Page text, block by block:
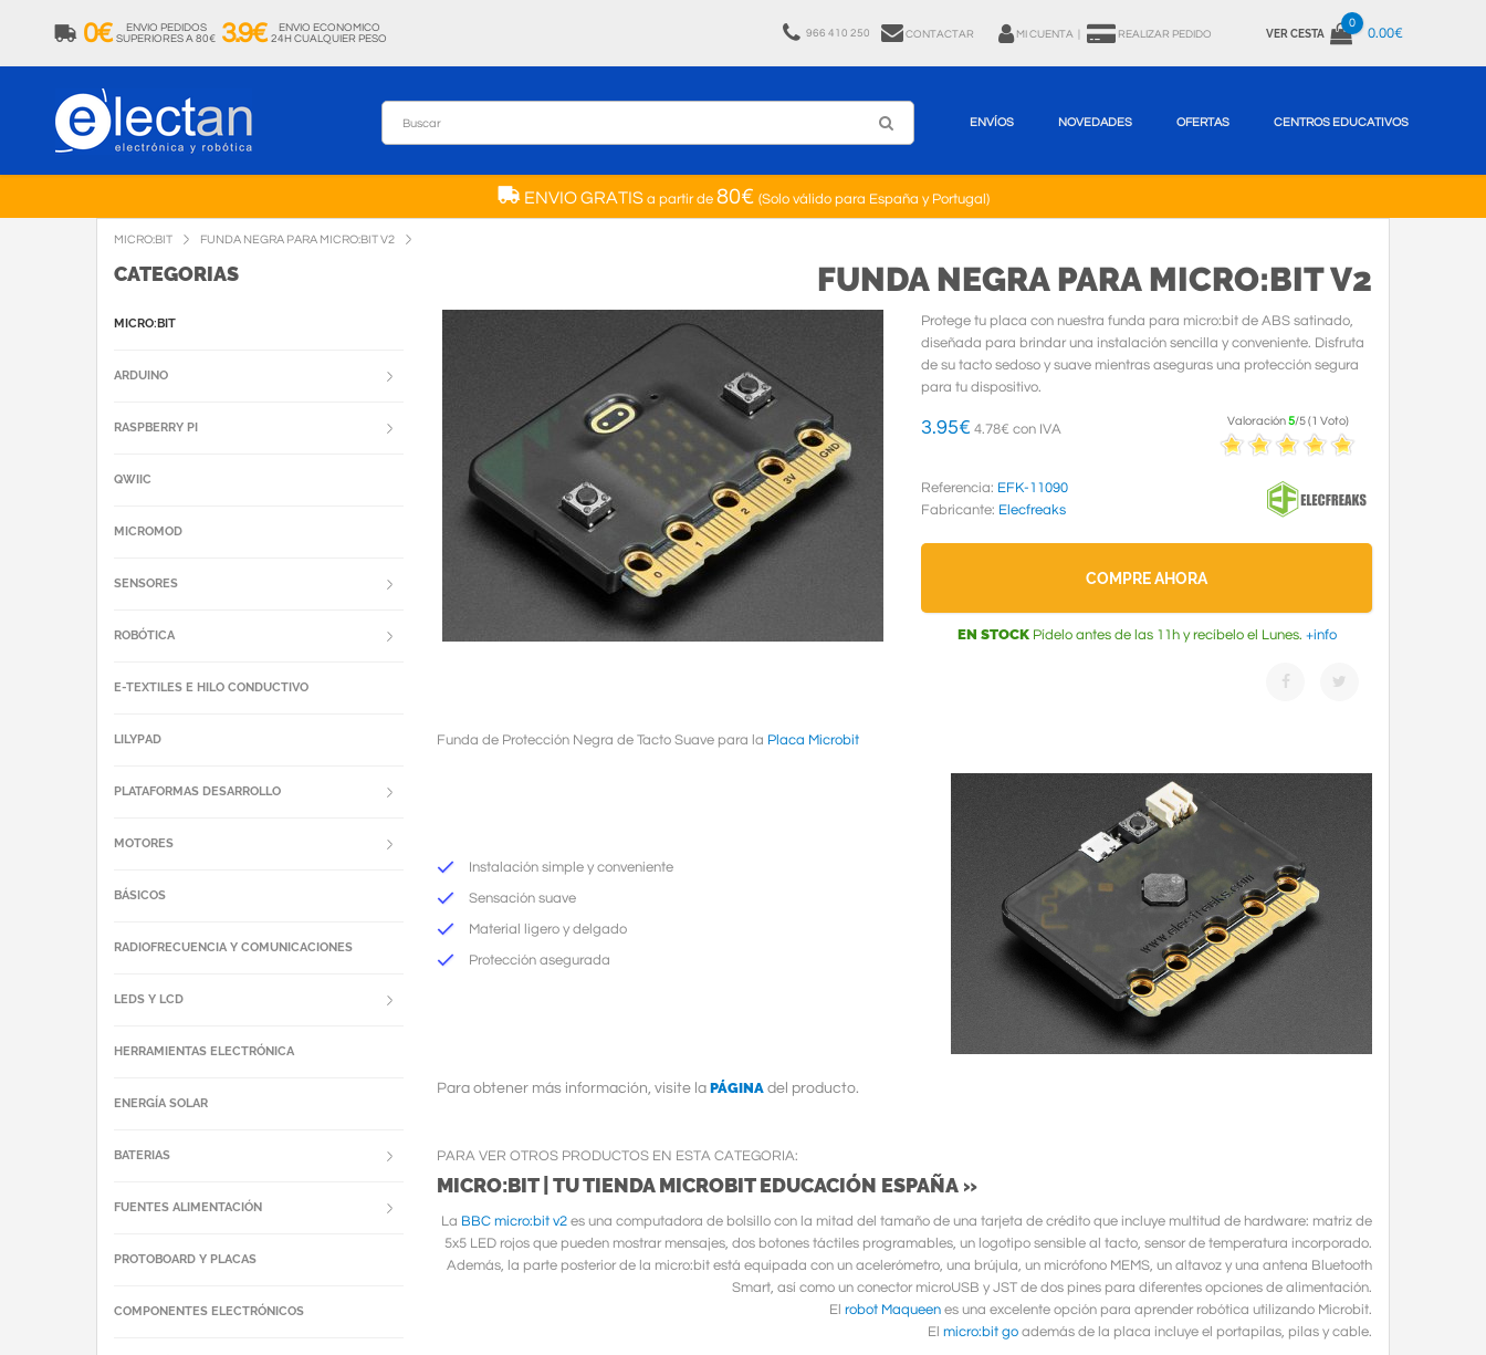
0€
ENVIO PEDIDOS
SUPERIORES A 80€ 3.9€
ENVIO ECONOMICO
24H CUALQUIER PESO
966 410 250 CONTACTAR MI CUENTA REALIZAR PEDIDO VER CESTA
0
0.00€
ENVÍOS NOVEDADES OFERTAS CENTROS EDUCATIVOS
ENVIO GRATISa partir de 80€ (Solo válido para España y Portugal)
MICRO:BIT FUNDA NEGRA PARA MICRO:BIT V2
FUNDA NEGRA PARA MICRO:BIT V2
Protege tu placa con nuestra funda para micro:bit de ABS satinado,
diseñada para brindar una instalación sencilla y conveniente. Disfruta
de su tacto sedoso y suave mientras aseguras una protección segura
para tu dispositivo.
3.95€ 4.78€ con IVA
Valoración5/5(1 Voto)
Referencia: EFK-11090
Fabricante: Elecfreaks
COMPRE AHORA
EN STOCKPídelo antes de las 11h y recíbelo el Lunes. +info
Funda de Protección Negra de Tacto Suave para la Placa Microbit
Instalación simple y conveniente
Sensación suave
Material ligero y delgado
Protección asegurada
Para obtener más información, visite la PÁGINA del producto.
PARA VER OTROS PRODUCTOS EN ESTA CATEGORIA:
MICRO:BIT | TU TIENDA MICROBIT EDUCACIÓN ESPAÑA »
La BBC micro:bit v2 es una computadora de bolsillo con la mitad del tamaño de una tarjeta de crédito que incluye multitud de hardware: matriz de
5x5 LED rojos que pueden mostrar mensajes, dos botones táctiles programables, un logotipo sensible al tacto, sensor de temperatura incorporado.
Además, la parte posterior de la micro:bit está equipada con un acelerómetro, una brújula, un micrófono MEMS, un altavoz y una antena Bluetooth
Smart, así como un conector microUSB y JST de dos pines para diferentes opciones de alimentación.
El robot Maqueen es una excelente opción para aprender robótica utilizando Microbit.
El micro:bit go además de la placa incluye el portapilas, pilas y cable.
CATEGORIAS
MICRO:BIT
ARDUINO
RASPBERRY PI
QWIIC
MICROMOD
SENSORES
ROBÓTICA
E-TEXTILES E HILO CONDUCTIVO
LILYPAD
PLATAFORMAS DESARROLLO
MOTORES
BÁSICOS
RADIOFRECUENCIA Y COMUNICACIONES
LEDS Y LCD
HERRAMIENTAS ELECTRÓNICA
ENERGÍA SOLAR
BATERIAS
FUENTES ALIMENTACIÓN
PROTOBOARD Y PLACAS
COMPONENTES ELECTRÓNICOS